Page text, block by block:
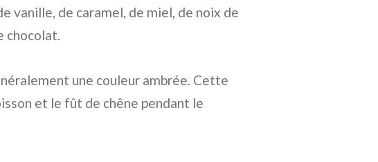
vanille, de caramel, de miel, de noix de
chocolat.
une couleur ambrée. Cette
et le fût de chêne pendant le